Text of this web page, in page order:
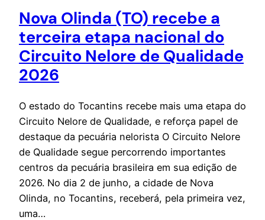
Nova Olinda (TO) recebe a
terceira etapa nacional do
Circuito Nelore de Qualidade
2026
O estado do Tocantins recebe mais uma etapa do
Circuito Nelore de Qualidade, e reforça papel de
destaque da pecuária nelorista O Circuito Nelore
de Qualidade segue percorrendo importantes
centros da pecuária brasileira em sua edição de
2026. No dia 2 de junho, a cidade de Nova
Olinda, no Tocantins, receberá, pela primeira vez,
uma…